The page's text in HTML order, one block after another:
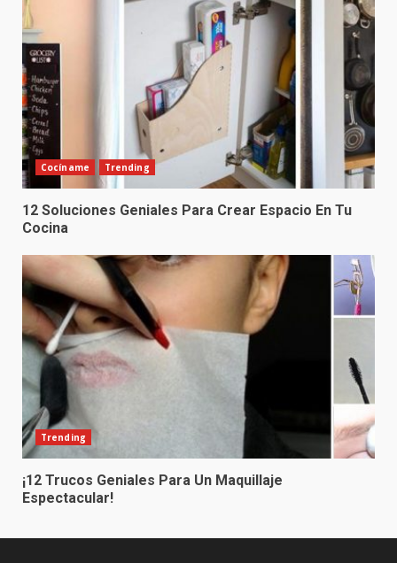
Cocíname Trending
12 Soluciones Geniales Para Crear Espacio En Tu
Cocina
Trending
¡12 Trucos Geniales Para Un Maquillaje
Espectacular!